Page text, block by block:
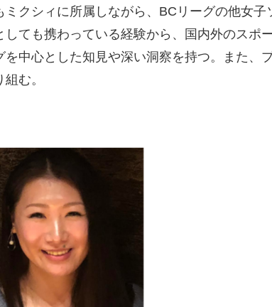
ミクシィに所属しながら、BCリーグの他女
しても携わっている経験から、国内外のスポ
を中心とした知見や深い洞察を持つ。また、
む。